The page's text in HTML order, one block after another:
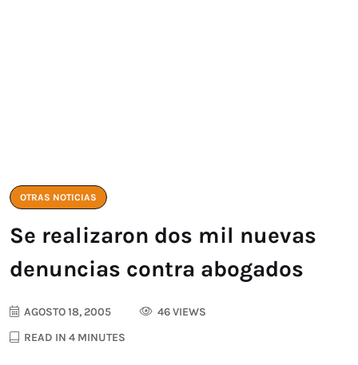
OTRAS NOTICIAS
Se realizaron dos mil nuevas
denuncias contra abogados
AGOSTO 18, 2005
46 VIEWS
READ IN 4 MINUTES